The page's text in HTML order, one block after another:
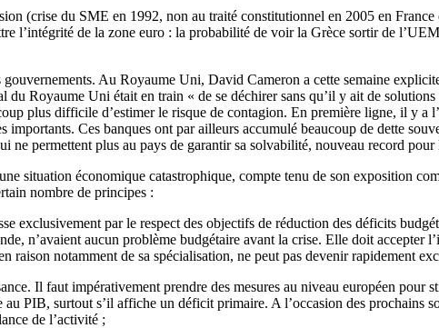
(crise du SME en 1992, non au traité constitutionnel en 2005 en
l’intégrité de la zone euro : la probabilité de voir la Grèce sortir de
Au Royaume Uni, David Cameron a cette semaine
Royaume Uni était en train « de se déchirer sans qu’il y ait de
plus difficile d’estimer le risque de contagion. En première ligne, il y a
Ces banques ont par ailleurs accumulé beaucoup de dette
ne permettent plus au pays de garantir sa solvabilité, nouveau record
situation économique catastrophique, compte tenu de son exposition
nombre de principes :
exclusivement par le respect des objectifs de réduction des déficits
n’avaient aucun problème budgétaire avant la crise. Elle doit accepter
notamment de sa spécialisation, ne peut pas devenir rapidement
Il faut impérativement prendre des mesures au niveau européen pour
PIB, surtout s’il affiche un déficit primaire. A l’occasion des prochains
de l’activité ;